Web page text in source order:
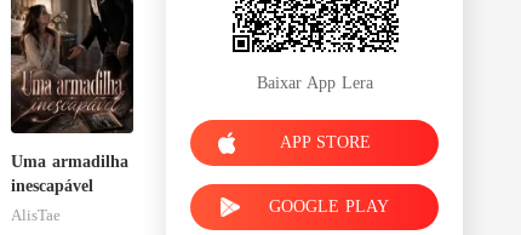
Uma armadilha
inescapável
AlisTae
Baixar App Lera
APP STORE
GOOGLE PLAY